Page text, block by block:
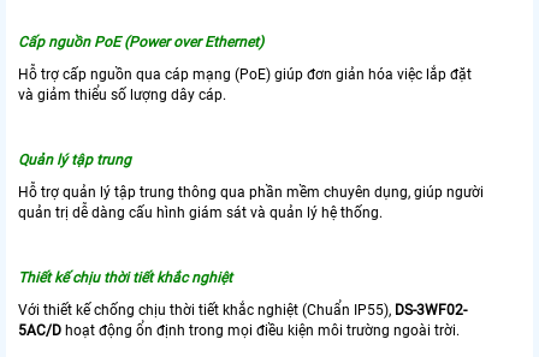
Cấp nguồn PoE (Power over Ethernet)
Hỗ trợ cấp nguồn qua cáp mạng (PoE) giúp đơn giản hóa việc lắp đặt
và giảm thiểu số lượng dây cáp.
Quản lý tập trung
Hỗ trợ quản lý tập trung thông qua phần mềm chuyên dụng, giúp người
quản trị dễ dàng cấu hình giám sát và quản lý hệ thống.
Thiết kế chịu thời tiết khắc nghiệt
Với thiết kế chống chịu thời tiết khắc nghiệt (Chuẩn IP55), DS-3WF02-
5AC/D hoạt động ổn định trong mọi điều kiện môi trường ngoài trời.